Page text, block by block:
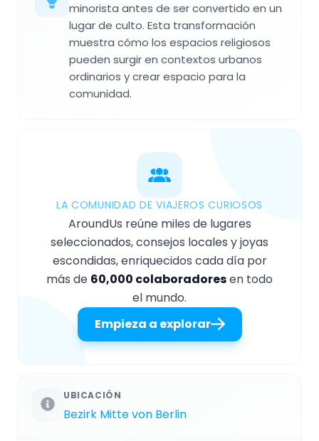
minorista antes de ser convertido en un
lugar de culto. Esta transformación
muestra cómo los espacios religiosos
pueden surgir en contextos urbanos
ordinarios y crear espacio para la
comunidad.
LA COMUNIDAD DE VIAJEROS CURIOSOS
AroundUs reúne miles de lugares
seleccionados, consejos locales y joyas
escondidas, enriquecidos cada día por
más de 60,000 colaboradoresen todo
el mundo.
Empieza a explorar
UBICACIÓN
Bezirk Mitte von Berlin